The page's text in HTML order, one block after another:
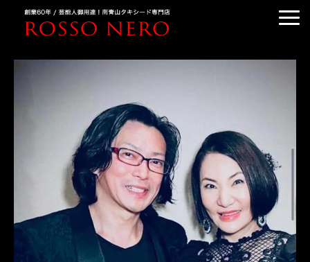
TUXEDO RANKING
KIMONO DRESS
CUSTOMER'S VOICE
COLUMN &BLOG
ABOUT US
ACCESS